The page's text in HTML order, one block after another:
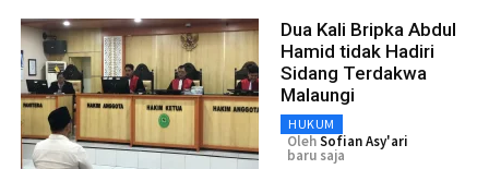
Dua Kali Bripka Abdul
Hamid tidak Hadiri
Sidang Terdakwa
Malaungi
HUKUM
OlehSofian Asy'ari
baru saja